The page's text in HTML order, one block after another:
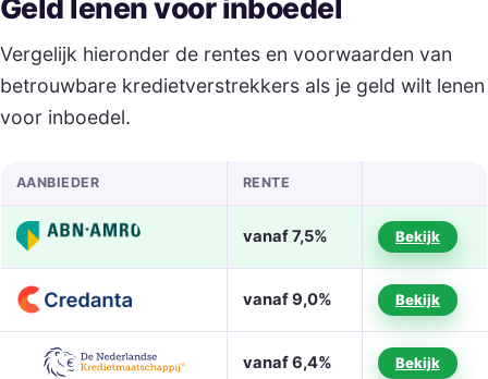
Geld lenen voor inboedel
Vergelijk hieronder de rentes en voorwaarden van
betrouwbare kredietverstrekkers als je geld wilt lenen
voor inboedel.
AANBIEDER RENTE
vanaf 7,5% Bekijk
vanaf 9,0% Bekijk
vanaf 6,4% Bekijk